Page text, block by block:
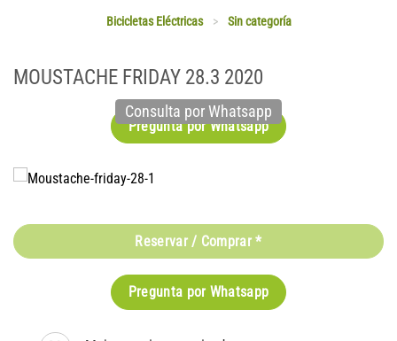
Bicicletas Eléctricas > Sin categoría
MOUSTACHE FRIDAY 28.3 2020
Pregunta por Whatsapp
Consulta por Whatsapp
Reservar / Comprar *
Pregunta por Whatsapp